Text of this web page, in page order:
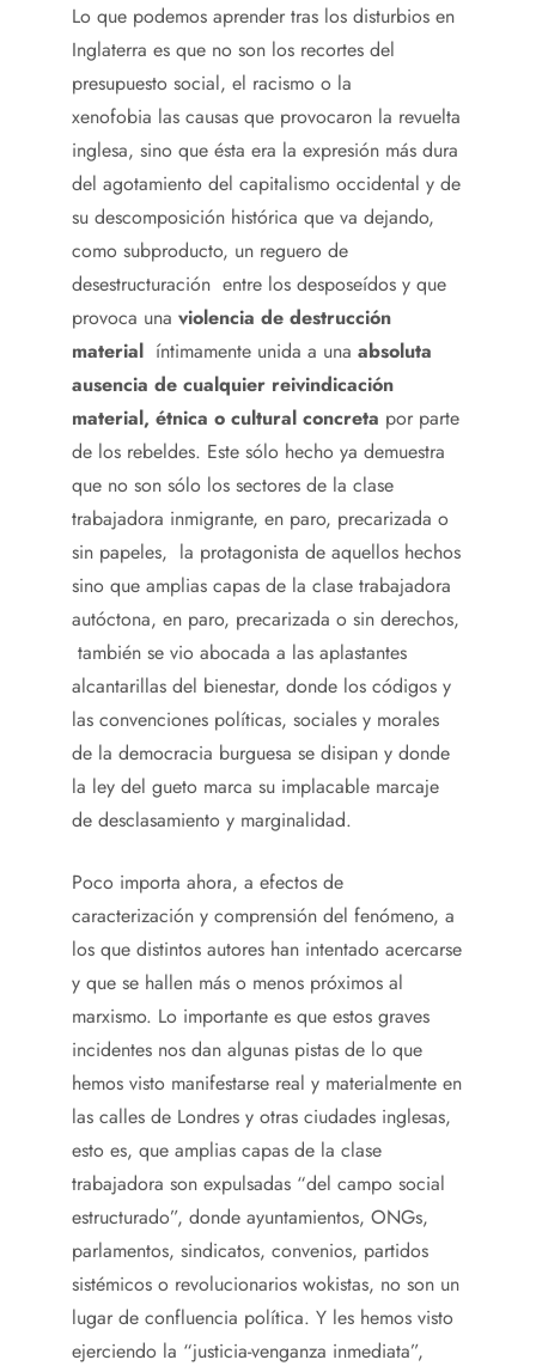
Lo que podemos aprender tras los disturbios en
Inglaterra es que no son los recortes del
presupuesto social, el racismo o la
xenofobia las causas que provocaron la revuelta
inglesa, sino que ésta era la expresión más dura
del agotamiento del capitalismo occidental y de
su descomposición histórica que va dejando,
como subproducto, un reguero de
desestructuración entre los desposeídos y que
provoca una violencia de destrucción
material íntimamente unida a una absoluta
ausencia de cualquier reivindicación
material, étnica o cultural concreta por parte
de los rebeldes. Este sólo hecho ya demuestra
que no son sólo los sectores de la clase
trabajadora inmigrante, en paro, precarizada o
sin papeles, la protagonista de aquellos hechos
sino que amplias capas de la clase trabajadora
autóctona, en paro, precarizada o sin derechos,
también se vio abocada a las aplastantes
alcantarillas del bienestar, donde los códigos y
las convenciones políticas, sociales y morales
de la democracia burguesa se disipan y donde
la ley del gueto marca su implacable marcaje
de desclasamiento y marginalidad.
Poco importa ahora, a efectos de
caracterización y comprensión del fenómeno, a
los que distintos autores han intentado acercarse
y que se hallen más o menos próximos al
marxismo. Lo importante es que estos graves
incidentes nos dan algunas pistas de lo que
hemos visto manifestarse real y materialmente en
las calles de Londres y otras ciudades inglesas,
esto es, que amplias capas de la clase
trabajadora son expulsadas “del campo social
estructurado”, donde ayuntamientos, ONGs,
parlamentos, sindicatos, convenios, partidos
sistémicos o revolucionarios wokistas, no son un
lugar de confluencia política. Y les hemos visto
ejerciendo la “justicia-venganza inmediata”,